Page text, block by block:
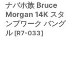
ナバホ族 Bruce
Morgan 14K スタ
ンプワーク バング
ル [R7-033]